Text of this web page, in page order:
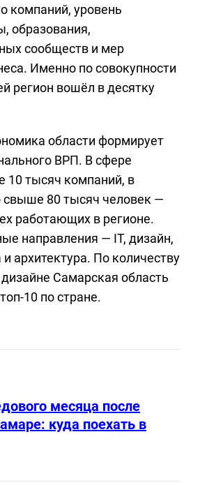
компаний, уровень
образования,
сообществ и мер
Именно по совокупности
регион вошёл в десятку
области формирует
ВРП. В сфере
10 тысяч компаний, в
свыше 80 тысяч человек —
работающих в регионе.
направления — IT, дизайн,
архитектура. По количеству
Самарская область
10 по стране.
месяца после
куда поехать в